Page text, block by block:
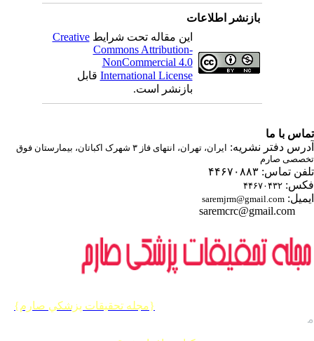
بازنشر اطلاعات
این مقاله تحت شرایطCreative
Commons Attribution-
NonCommercial 4.0
International Licenseقابل
بازنشر است.
با ما
دفتر نشریه:
ایران، تهران، انتهای فاز ۳ شهرک اکباتان، بیمارستان فوق
صارم
تماس: ۴۴۶۷۰۸۸۳
۴۴۶۷۰۴۳۲
saremjrm@gmail.com
saremcrc@gmail.com
{مجله تحقيقات پزشكي صارم}
باشد.